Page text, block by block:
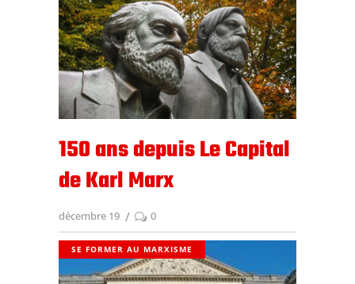
150 ans depuis Le Capital
de Karl Marx
décembre 19 0
SE FORMER AU MARXISME